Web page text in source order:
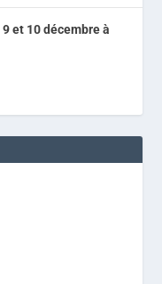
et 10 décembre à